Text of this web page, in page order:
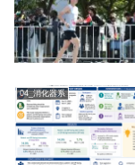
04_消化器系